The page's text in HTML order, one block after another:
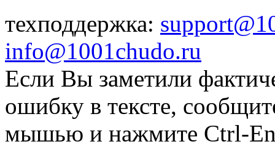
техподдержка:
info@1001chudo.ru
Если Вы заметили
ошибку в тексте,
мышью и нажмите Ctrl-